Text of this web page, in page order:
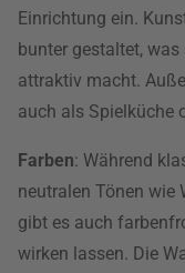
Einrichtung ein.
bunter gestaltet,
attraktiv macht.
auch als Spielküche
Farben: Während
neutralen Tönen wie
gibt es auch
wirken lassen. Die